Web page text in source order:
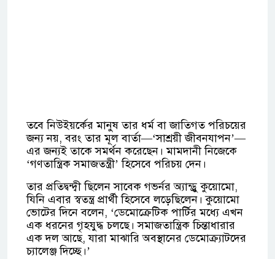
তবে নিউইয়র্কের মানুষ তার ধর্ম বা জাতিগত পরিচয়ের
জন্য নয়, বরং তার মূল বার্তা—‘সাশ্রয়ী জীবনযাপন’—
এর জন্যই তাকে সমর্থন করেছেন। মামদানী নিজেকে
‘গণতান্ত্রিক সমাজতন্ত্রী’ হিসেবে পরিচয় দেন।
তার প্রতিদ্বন্দ্বী ছিলেন সাবেক গভর্নর অ্যান্ড্রু কুয়োমো,
যিনি এবার স্বতন্ত্র প্রার্থী হিসেবে লড়েছিলেন। কুয়োমো
ভোটের দিনে বলেন, ‘ডেমোক্রেটিক পার্টির মধ্যে এখন
এক ধরনের গৃহযুদ্ধ চলছে। সমাজতান্ত্রিক চিন্তাধারার
এক দল আছে, যারা মাঝারি অবস্থানের ডেমোক্র্যাটদের
চ্যালেঞ্জ দিচ্ছে।’